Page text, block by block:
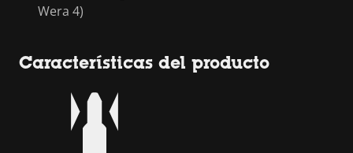
Wera 4)
Características del producto